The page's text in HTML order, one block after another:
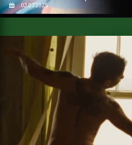
02.07.2025